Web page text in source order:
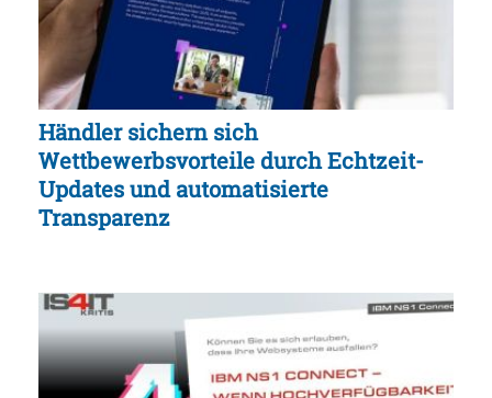
Händler sichern sich
Wettbewerbsvorteile durch Echtzeit-
Updates und automatisierte
Transparenz